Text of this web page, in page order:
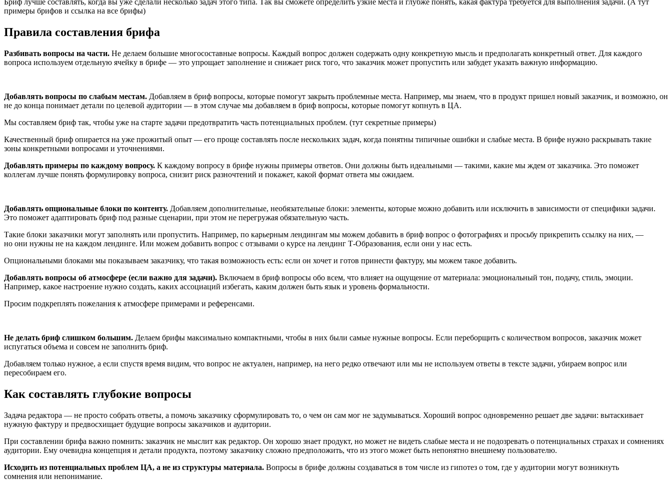
Бриф лучше составлять, когда вы уже сделали несколько задач этого типа. Так вы сможете определить узкие места и глубже понять, какая фактура требуется для выполнения задачи. (А тут
примеры брифов и ссылка на все брифы)
Правила составления брифа
Разбивать вопросы на части. Не делаем большие многосоставные вопросы. Каждый вопрос должен содержать одну конкретную мысль и предполагать конкретный ответ. Для каждого
вопроса используем отдельную ячейку в брифе — это упрощает заполнение и снижает риск того, что заказчик может пропустить или забудет указать важную информацию.
Добавлять вопросы по слабым местам. Добавляем в бриф вопросы, которые помогут закрыть проблемные места. Например, мы знаем, что в продукт пришел новый заказчик, и возможно, он
не до конца понимает детали по целевой аудитории — в этом случае мы добавляем в бриф вопросы, которые помогут копнуть в ЦА.
Мы составляем бриф так, чтобы уже на старте задачи предотвратить часть потенциальных проблем. (тут секретные примеры)
Качественный бриф опирается на уже прожитый опыт — его проще составлять после нескольких задач, когда понятны типичные ошибки и слабые места. В брифе нужно раскрывать такие
зоны конкретными вопросами и уточнениями.
Добавлять примеры по каждому вопросу. К каждому вопросу в брифе нужны примеры ответов. Они должны быть идеальными — такими, какие мы ждем от заказчика. Это поможет
коллегам лучше понять формулировку вопроса, снизит риск разночтений и покажет, какой формат ответа мы ожидаем.
Добавлять опциональные блоки по контенту. Добавляем дополнительные, необязательные блоки: элементы, которые можно добавить или исключить в зависимости от специфики задачи.
Это поможет адаптировать бриф под разные сценарии, при этом не перегружая обязательную часть.
Такие блоки заказчики могут заполнять или пропустить. Например, по карьерным лендингам мы можем добавить в бриф вопрос о фотографиях и просьбу прикрепить ссылку на них, —
но они нужны не на каждом лендинге. Или можем добавить вопрос с отзывами о курсе на лендинг Т-Образования, если они у нас есть.
Опциональными блоками мы показываем заказчику, что такая возможность есть: если он хочет и готов принести фактуру, мы можем такое добавить.
Добавлять вопросы об атмосфере (если важно для задачи). Включаем в бриф вопросы обо всем, что влияет на ощущение от материала: эмоциональный тон, подачу, стиль, эмоции.
Например, какое настроение нужно создать, каких ассоциаций избегать, каким должен быть язык и уровень формальности.
Просим подкреплять пожелания к атмосфере примерами и референсами.
Не делать бриф слишком большим. Делаем брифы максимально компактными, чтобы в них были самые нужные вопросы. Если переборщить с количеством вопросов, заказчик может
испугаться объема и совсем не заполнить бриф.
Добавляем только нужное, а если спустя время видим, что вопрос не актуален, например, на него редко отвечают или мы не используем ответы в тексте задачи, убираем вопрос или
пересобираем его.
Как составлять глубокие вопросы
Задача редактора — не просто собрать ответы, а помочь заказчику сформулировать то, о чем он сам мог не задумываться. Хороший вопрос одновременно решает две задачи: вытаскивает
нужную фактуру и предвосхищает будущие вопросы заказчиков и аудитории.
При составлении брифа важно помнить: заказчик не мыслит как редактор. Он хорошо знает продукт, но может не видеть слабые места и не подозревать о потенциальных страхах и сомнениях
аудитории. Ему очевидна концепция и детали продукта, поэтому заказчику сложно предположить, что из этого может быть непонятно внешнему пользователю.
Исходить из потенциальных проблем ЦА, а не из структуры материала. Вопросы в брифе должны создаваться в том числе из гипотез о том, где у аудитории могут возникнуть
сомнения или непонимание.